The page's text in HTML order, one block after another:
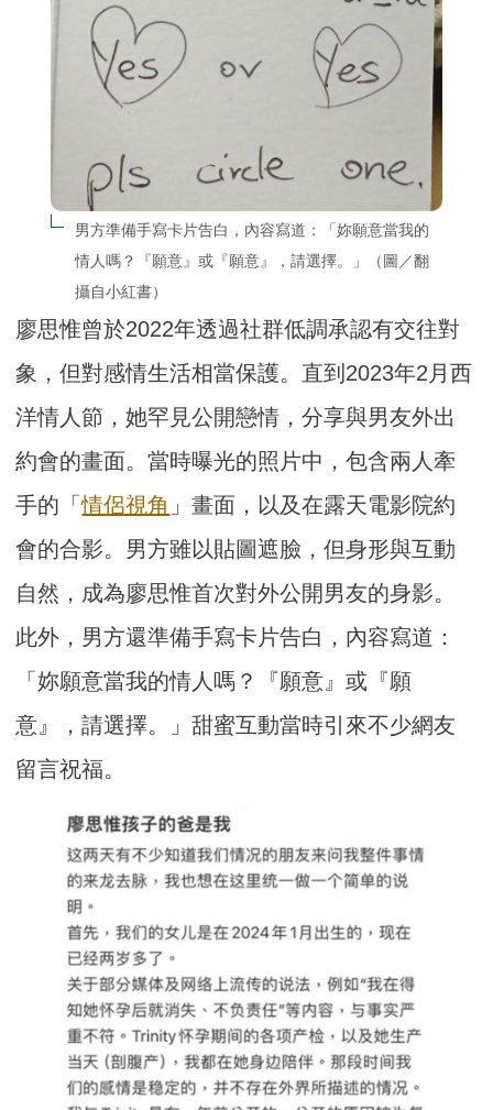
男方準備手寫卡片告白，內容寫道：「妳願意當我的
情人嗎？『願意』或『願意』，請選擇。」（圖／翻
攝自小紅書）
廖思惟曾於2022年透過社群低調承認有交往對
象，但對感情生活相當保護。直到2023年2月西
洋情人節，她罕見公開戀情，分享與男友外出
約會的畫面。當時曝光的照片中，包含兩人牽
手的「情侶視角 」畫面，以及在露天電影院約
會的合影。男方雖以貼圖遮臉，但身形與互動
自然，成為廖思惟首次對外公開男友的身影。
此外，男方還準備手寫卡片告白，內容寫道：
「妳願意當我的情人嗎？『願意』或『願
意』，請選擇。」甜蜜互動當時引來不少網友
留言祝福。